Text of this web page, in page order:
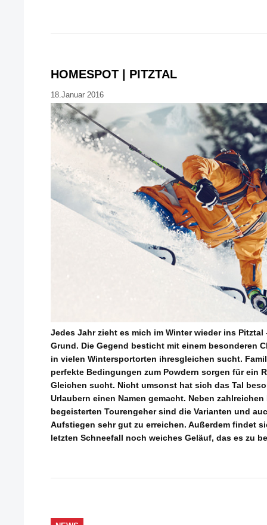
HOMESPOT | PITZTAL
18.Januar 2016
Jedes Jahr zieht es mich im Winter wieder ins
Grund. Die Gegend besticht mit einem besonderen
in vielen Wintersportorten ihresgleichen sucht.
perfekte Bedingungen zum Powdern sorgen für ein
Gleichen sucht. Nicht umsonst hat sich das Tal
Urlaubern einen Namen gemacht. Neben
begeisterten Tourengeher sind die Varianten und
Aufstiegen sehr gut zu erreichen. Außerdem findet
letzten Schneefall noch weiches Geläuf, das es zu